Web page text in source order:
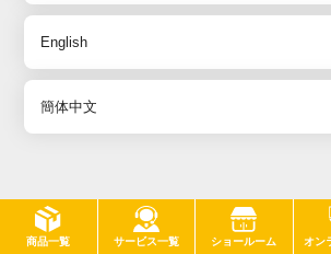
商品一覧 サービス一覧 ショールーム オン
English
簡体中文
防音専門ピアリビング © 2002 - 2026